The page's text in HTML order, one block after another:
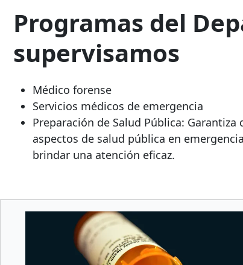
Programas del
supervisamos
Médico forense
Servicios médicos de emergencia
Preparación de Salud Pública:
aspectos de salud pública en
brindar una atención eficaz.